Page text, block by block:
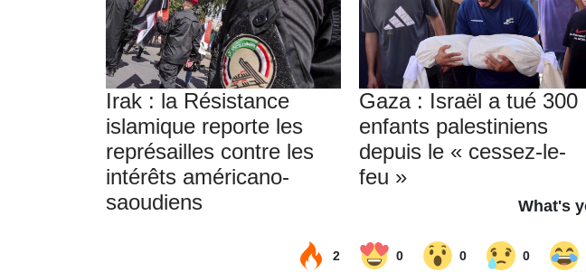
Irak : la Résistance
islamique reporte les
représailles contre les
intérêts américano-
saoudiens
Gaza : Israël a tué 300
enfants palestiniens
depuis le « cessez-le-
feu »